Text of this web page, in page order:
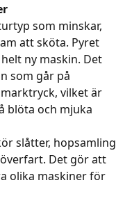
som minskar,
att sköta. Pyret
ny maskin. Det
som går på
vilket är
blöta och mjuka
slåtter, hopsamling
Det gör att
olika maskiner för